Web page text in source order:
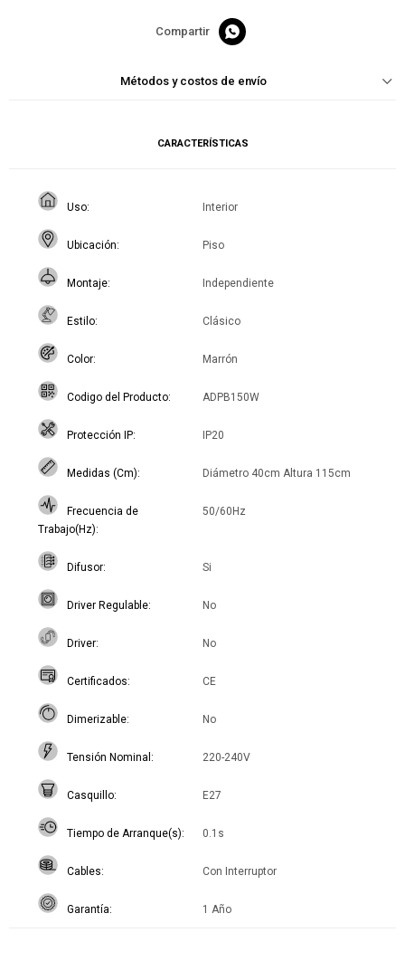

Métodos y costos de envío
CARACTERÍSTICAS
Uso Interior
Ubicación Piso
Montaje Independiente
Estilo Clásico
Color Marrón
Codigo del Producto ADPB150W
Protección IP IP20
Medidas (Cm) Diámetro 40cm Altura 115cm
Frecuencia de
Trabajo(Hz)
50/60Hz
Difusor Si
Driver Regulable No
Driver No
Certificados CE
Dimerizable No
Tensión Nominal 220-240V
Casquillo E27
Tiempo de Arranque(s) 0.1s
Cables Con Interruptor
Garantía 1 Año